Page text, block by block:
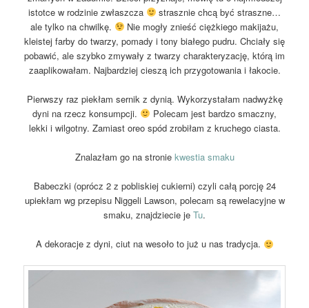
istotce w rodzinie zwłaszcza
strasznie chcą być straszne…
ale tylko na chwilkę.
Nie mogły znieść ciężkiego makijażu,
kleistej farby do twarzy, pomady i tony białego pudru. Chciały się
pobawić, ale szybko zmywały z twarzy charakteryzację, którą im
zaaplikowałam. Najbardziej cieszą ich przygotowania i łakocie.
Pierwszy raz piekłam sernik z dynią. Wykorzystałam nadwyżkę
dyni na rzecz konsumpcji.
Polecam jest bardzo smaczny,
lekki i wilgotny. Zamiast oreo spód zrobiłam z kruchego ciasta.
Znalazłam go na stronie kwestia smaku
Babeczki (oprócz 2 z pobliskiej cukierni) czyli całą porcję 24
upiekłam wg przepisu Niggeli Lawson, polecam są rewelacyjne w
smaku, znajdziecie je Tu.
A dekoracje z dyni, ciut na wesoło to już u nas tradycja.